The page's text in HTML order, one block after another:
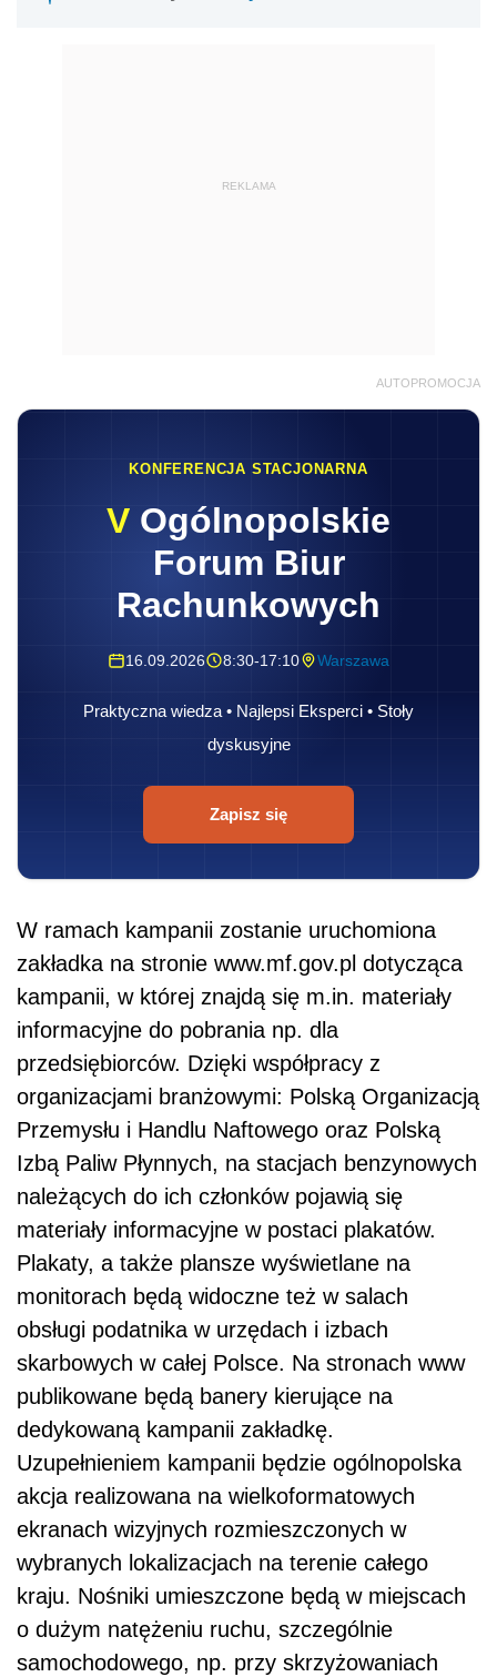
REKLAMA
AUTOPROMOCJA
KONFERENCJA STACJONARNA
V Ogólnopolskie
Forum Biur
Rachunkowych
16.09.2026 8:30-17:10 Warszawa
Praktyczna wiedza • Najlepsi Eksperci • Stoły
dyskusyjne
Zapisz się
W ramach kampanii zostanie uruchomiona
zakładka na stronie www.mf.gov.pl dotycząca
kampanii, w której znajdą się m.in. materiały
informacyjne do pobrania np. dla
przedsiębiorców. Dzięki współpracy z
organizacjami branżowymi: Polską Organizacją
Przemysłu i Handlu Naftowego oraz Polską
Izbą Paliw Płynnych, na stacjach benzynowych
należących do ich członków pojawią się
materiały informacyjne w postaci plakatów.
Plakaty, a także plansze wyświetlane na
monitorach będą widoczne też w salach
obsługi podatnika w urzędach i izbach
skarbowych w całej Polsce. Na stronach www
publikowane będą banery kierujące na
dedykowaną kampanii zakładkę.
Uzupełnieniem kampanii będzie ogólnopolska
akcja realizowana na wielkoformatowych
ekranach wizyjnych rozmieszczonych w
wybranych lokalizacjach na terenie całego
kraju. Nośniki umieszczone będą w miejscach
o dużym natężeniu ruchu, szczególnie
samochodowego, np. przy skrzyżowaniach